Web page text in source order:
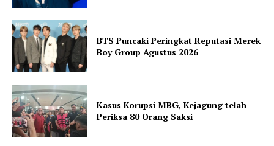
BTS Puncaki Peringkat Reputasi Merek
Boy Group Agustus 2026
Kasus Korupsi MBG, Kejagung telah
Periksa 80 Orang Saksi